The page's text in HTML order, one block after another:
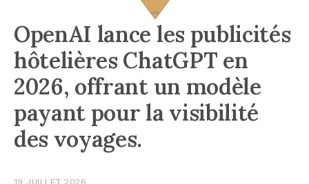
OpenAI lance les publicités
hôtelières ChatGPT en
2026, offrant un modèle
payant pour la visibilité
des voyages.
19 JUILLET 2026